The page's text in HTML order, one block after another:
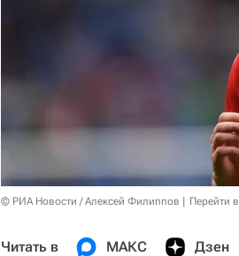
© РИА Новости / Алексей Филиппов Перейти
Читать в МАКС Дзен